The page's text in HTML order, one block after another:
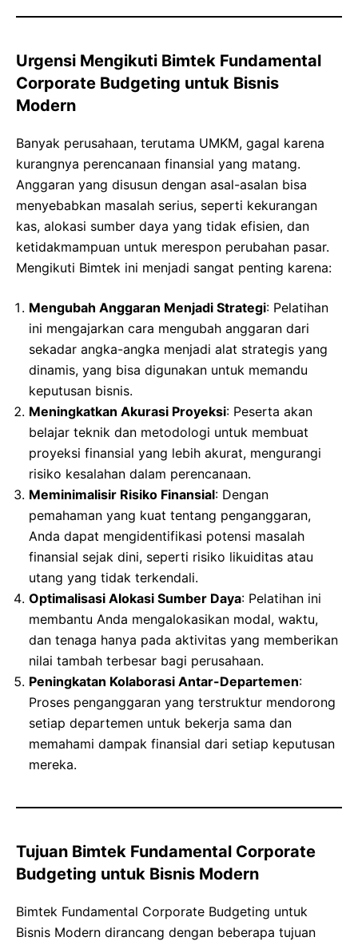
Urgensi Mengikuti Bimtek Fundamental
Corporate Budgeting untuk Bisnis
Modern
Banyak perusahaan, terutama UMKM, gagal karena
kurangnya perencanaan finansial yang matang.
Anggaran yang disusun dengan asal-asalan bisa
menyebabkan masalah serius, seperti kekurangan
kas, alokasi sumber daya yang tidak efisien, dan
ketidakmampuan untuk merespon perubahan pasar.
Mengikuti Bimtek ini menjadi sangat penting karena:
Mengubah Anggaran Menjadi Strategi: Pelatihan
ini mengajarkan cara mengubah anggaran dari
sekadar angka-angka menjadi alat strategis yang
dinamis, yang bisa digunakan untuk memandu
keputusan bisnis.
Meningkatkan Akurasi Proyeksi: Peserta akan
belajar teknik dan metodologi untuk membuat
proyeksi finansial yang lebih akurat, mengurangi
risiko kesalahan dalam perencanaan.
Meminimalisir Risiko Finansial: Dengan
pemahaman yang kuat tentang penganggaran,
Anda dapat mengidentifikasi potensi masalah
finansial sejak dini, seperti risiko likuiditas atau
utang yang tidak terkendali.
Optimalisasi Alokasi Sumber Daya: Pelatihan ini
membantu Anda mengalokasikan modal, waktu,
dan tenaga hanya pada aktivitas yang memberikan
nilai tambah terbesar bagi perusahaan.
Peningkatan Kolaborasi Antar-Departemen:
Proses penganggaran yang terstruktur mendorong
setiap departemen untuk bekerja sama dan
memahami dampak finansial dari setiap keputusan
mereka.
Tujuan Bimtek Fundamental Corporate
Budgeting untuk Bisnis Modern
Bimtek Fundamental Corporate Budgeting untuk
Bisnis Modern dirancang dengan beberapa tujuan